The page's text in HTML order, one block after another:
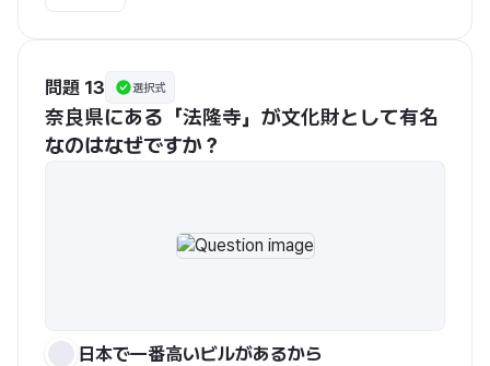
問題 13 選択式
奈良県にある「法隆寺」が文化財として有名
なのはなぜですか？
日本で一番高いビルがあるから